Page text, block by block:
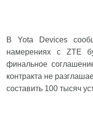
В Yota Devices
намерениях с ZTE
финальное
контракта не
составить 100 тысяч